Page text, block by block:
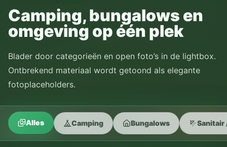
Camping, bungalows en
omgeving op één plek
Blader door categorieën en open foto’s in de lightbox.
Ontbrekend materiaal wordt getoond als elegante
fotoplaceholders.
Alles Camping Bungalows Sanitair